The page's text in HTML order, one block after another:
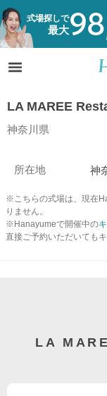
式場探しで
最大
LA MAREE
神奈川県
所在地 神
※こちらの式場は、現在
りません。
※Hanayumeで開催中の
直接ご予約いただいても
LA